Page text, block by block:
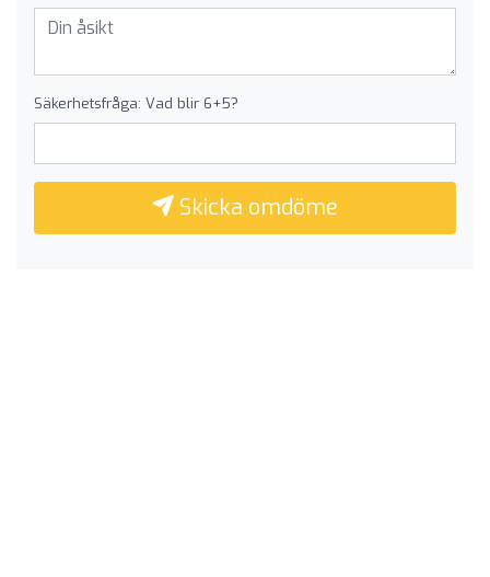
Säkerhetsfråga: Vad blir 6+5?
Skicka omdöme